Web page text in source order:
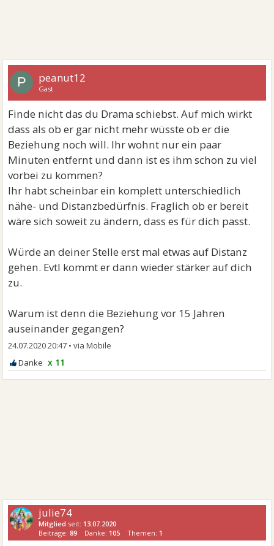
P peanut12
Gast
Finde nicht das du Drama schiebst. Auf mich wirkt
dass als ob er gar nicht mehr wüsste ob er die
Beziehung noch will. Ihr wohnt nur ein paar
Minuten entfernt und dann ist es ihm schon zu viel
vorbei zu kommen?
Ihr habt scheinbar ein komplett unterschiedlich
nähe- und Distanzbedürfnis. Fraglich ob er bereit
wäre sich soweit zu ändern, dass es für dich passt.
Würde an deiner Stelle erst mal etwas auf Distanz
gehen. Evtl kommt er dann wieder stärker auf dich
zu.
Warum ist denn die Beziehung vor 15 Jahren
auseinander gegangen?
24.07.2020 20:47 •
x 11
julie74
Mitglied seit: 13.07.2020
Beiträge:89 Danke: 105 Themen: 1